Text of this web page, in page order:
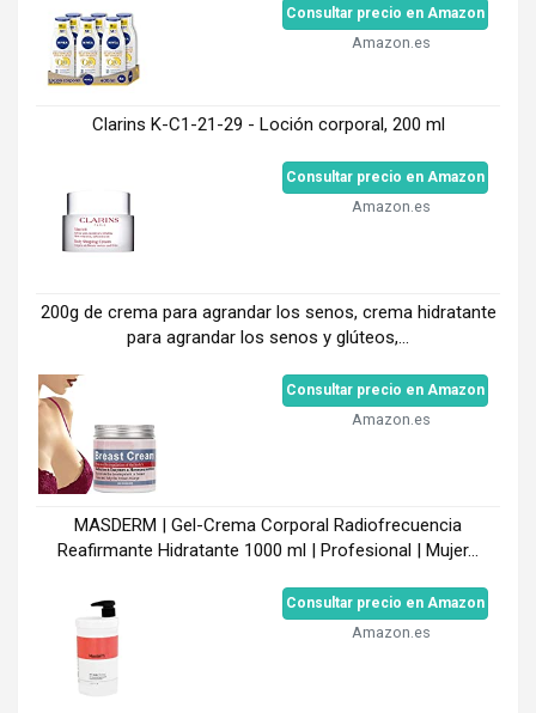
Consultar precio en Amazon
Amazon.es
Clarins K-C1-21-29 - Loción corporal, 200 ml
Consultar precio en Amazon
Amazon.es
200g de crema para agrandar los senos, crema hidratante
para agrandar los senos y glúteos,...
Consultar precio en Amazon
Amazon.es
MASDERM | Gel-Crema Corporal Radiofrecuencia
Reafirmante Hidratante 1000 ml | Profesional | Mujer...
Consultar precio en Amazon
Amazon.es